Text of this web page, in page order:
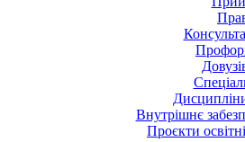
Внутрішнє
Проєкти